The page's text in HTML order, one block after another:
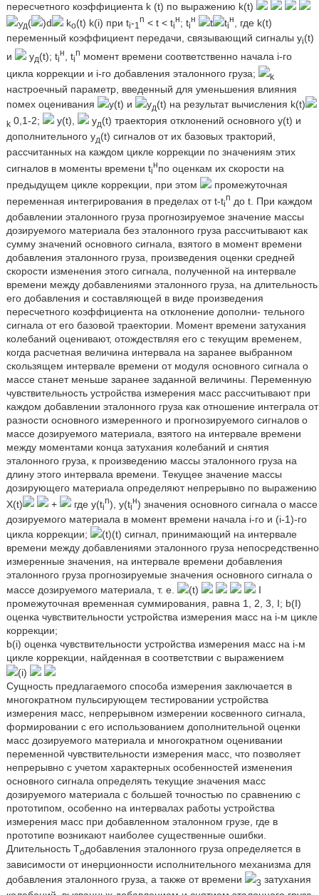
пересчетного коэффициента k (t) по выражению k(t)
Уд( )d ko(t) k(i) при ti-1
n < t < ti
н; ti
н t ti
н
, где k(t)
переменный коэффициент передачи, связывающий сигналы yi(t)
и
yд(t); ti
н , ti
n момент времени соответственно начала i-го
цикла коррекции и i-го добавления эталонного груза;
k
настроечный параметр, введенный для уменьшения влияния
помех оценивания
y(t) и yд(t) на результат вычисления k(t)
k0,1-2; y(t), yд(t) траектория отклонений основного y(t) и
дополнительного yд(t) сигналов от их базовых тракторий,
рассчитанных на каждом цикле коррекции по значениям этих
сигналов в моменты времени ti
нпо оценкам их скорости на
предыдущем цикле коррекции, при этом
промежуточная
переменная интегрирования в пределах от t-ti
n до t. При каждом
добавлении эталонного груза прогнозируемое значение массы
дозируемого материала без эталонного груза рассчитывают как
сумму значений основного сигнала, взятого в момент времени
добавления эталонного груза, произведения оценки средней
скорости изменения этого сигнала, полученной на интервале
времени между добавлениями эталонного груза, на длительность
его добавления и составляющей в виде произведения
пересчетного коэффициента на отклонение дополни- тельного
сигнала от его базовой траектории. Момент времени затухания
колебаний оценивают, отождествляя его с текущим временем,
когда расчетная величина интервала на заранее выбранном
скользящем интервале времени от модуля основного сигнала о
массе станет меньше заранее заданной величины. Переменную
чувствительность устройства измерения масс рассчитывают при
каждом добавлении эталонного груза как отношение интеграла от
разности основного измеренного и прогнозируемого сигналов о
массе дозируемого материала, взятого на интервале времени
между моментами конца затухания колебаний и снятия
эталонного груза, к произведению массы эталонного груза на
длину этого интервала времени. Текущее значение массы
дозирующего материала определяют непрерывно по выражению
X(t)
+ где y(ti
n), y(ti
н) значения основного сигнала о массе
дозируемого материала в момент времени начала i-го и (i-1)-го
цикла коррекции;
(t)(t) сигнал, принимающий на интервале
времени между добавлениями эталонного груза непосредственно
измеренные значения, на интервале времени добавления
эталонного груза прогнозируемые значения основного сигнала о
массе дозируемого материала, т. е.
(t)
I
промежуточная временная суммирования, равна 1, 2, 3, I; b(I)
оценка чувствительности устройства измерения масс на i-м цикле
коррекции;
b(i) оценка чувствительности устройства измерения масс на i-м
цикле коррекции, найденная в соответствии с выражением
(i)
Сущность предлагаемого способа измерения заключается в
многократном пульсирующем тестировании устройства
измерения масс, непрерывном измерении косвенного сигнала,
формировании с его использованием дополнительной оценки
масс дозируемого материала и многократном оценивании
переменной чувствительности измерения масс, что позволяет
непрерывно с учетом характерных особенностей изменения
основного сигнала определять текущие значения масс
дозируемого материала с большей точностью по сравнению с
прототипом, особенно на интервалах работы устройства
измерения масс при добавленном эталонном грузе, где в
прототипе возникают наиболее существенные ошибки.
Длительность Тодобавления эталонного груза определяется в
зависимости от инерционности исполнительного механизма для
добавления эталонного груза, а также от времени
3 затухания